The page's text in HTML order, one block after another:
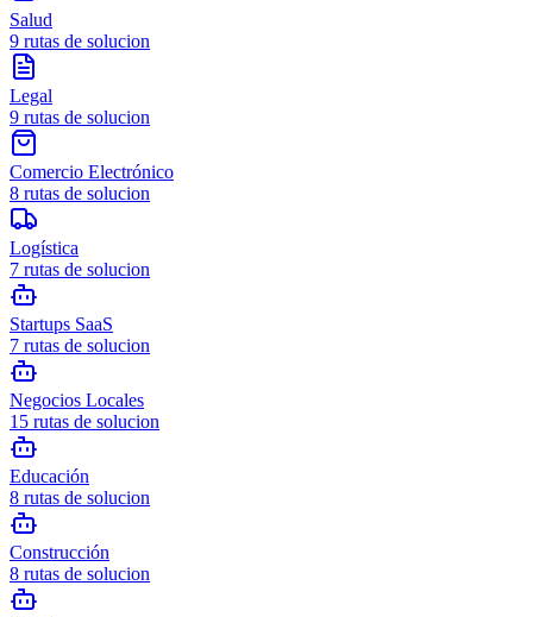
Salud
9 rutas de solucion
Legal
9 rutas de solucion
Comercio Electrónico
8 rutas de solucion
Logística
7 rutas de solucion
Startups SaaS
7 rutas de solucion
Negocios Locales
15 rutas de solucion
Educación
8 rutas de solucion
Construcción
8 rutas de solucion